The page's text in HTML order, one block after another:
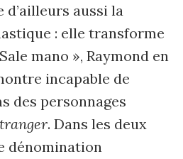
d’ailleurs aussi la
: elle transforme
mano », Raymond en
incapable de
des personnages
. Dans les deux
dénomination